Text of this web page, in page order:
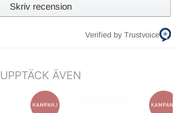
Skriv recension
Verified by Trustvoice
UPPTÄCK ÄVEN